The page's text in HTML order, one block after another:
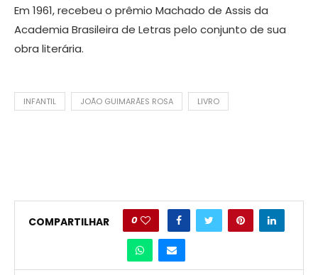
Em 1961, recebeu o prêmio Machado de Assis da
Academia Brasileira de Letras pelo conjunto de sua
obra literária.
INFANTIL JOÃO GUIMARÃES ROSA LIVRO
COMPARTILHAR 0